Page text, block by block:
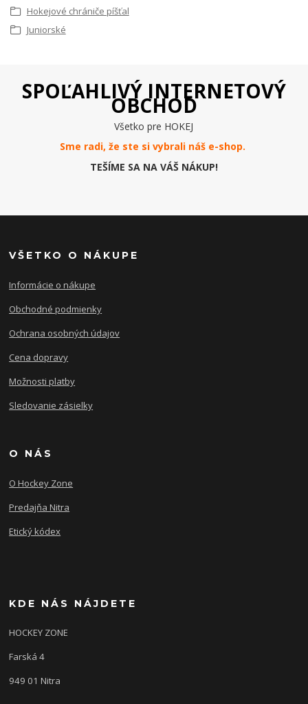
Hokejové chrániče píšťal
Juniorské
SPOĽAHLIVÝ INTERNETOVÝ
OBCHOD
Všetko pre HOKEJ
Sme radi, že ste si vybrali náš e-shop.
TEŠÍME SA NA VÁŠ NÁKUP!
VŠETKO O NÁKUPE
Informácie o nákupe
Obchodné podmienky
Ochrana osobných údajov
Cena dopravy
Možnosti platby
Sledovanie zásielky
O NÁS
O Hockey Zone
Predajňa Nitra
Etický kódex
KDE NÁS NÁJDETE
HOCKEY ZONE
Farská 4
949 01 Nitra